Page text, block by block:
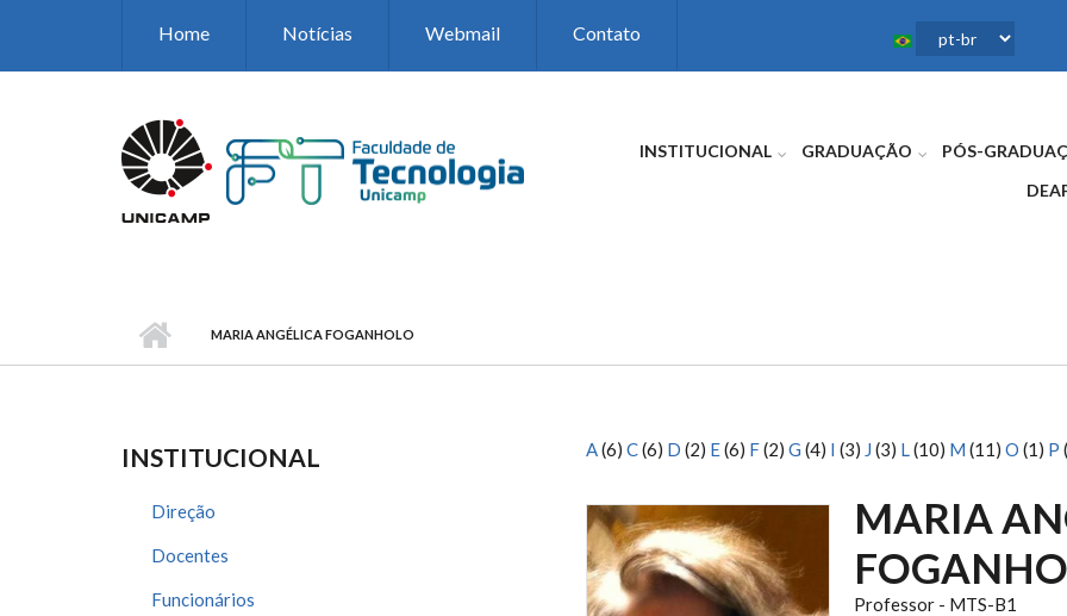
Home Notícias Webmail Contato
INSTITUCIONAL GRADUAÇÃO
PÓS-
MARIA ANGÉLICA FOGANHOLO
INSTITUCIONAL
Direção
Docentes
Funcionários
A(6) C(6) D (2) E(6) F(2) G (4) I (3) J (3) L(10) M (11) O (1) P
MARIA
Professor - MTS-B1